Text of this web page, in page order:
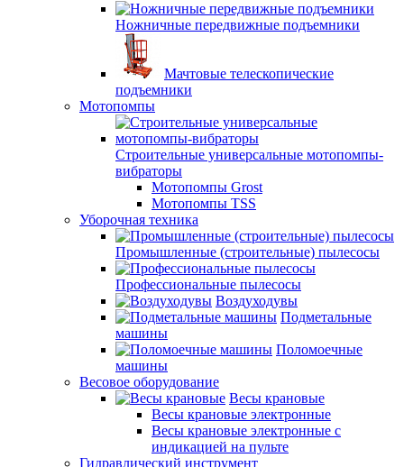
Ножничные передвижные подъемники
Мачтовые телескопические
подъемники
Мотопомпы
Строительные универсальные мотопомпы-
вибраторы
Мотопомпы Grost
Мотопомпы TSS
Уборочная техника
Промышленные (строительные) пылесосы
Профессиональные пылесосы
Воздуходувы
Подметальные
машины
Поломоечные
машины
Весовое оборудование
Весы крановые
Весы крановые электронные
Весы крановые электронные с
индикацией на пульте
Гидравлический инструмент